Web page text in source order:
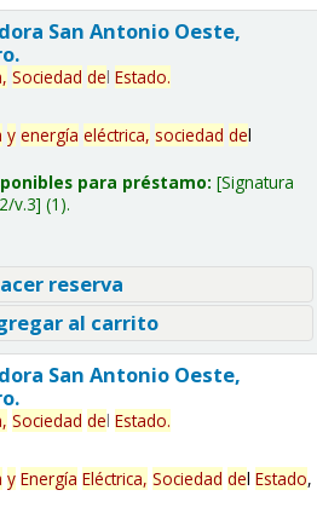
San Antonio Oeste,
Sociedad del Estado.
y energía eléctrica, sociedad del
para préstamo: Signatura
v.3 (1).
reserva
al carrito
San Antonio Oeste,
Sociedad del Estado.
y Energía Eléctrica, Sociedad del Estado,